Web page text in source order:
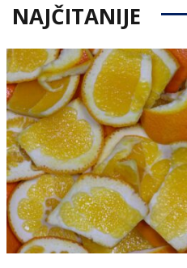
NAJČITANIJE